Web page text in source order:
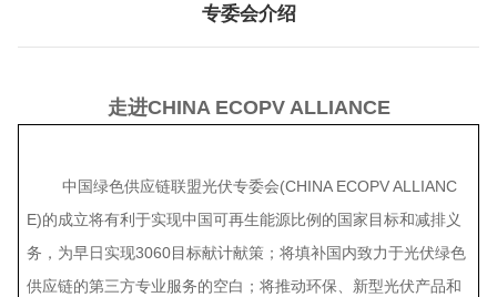
专委会介绍
走进CHINA ECOPV ALLIANCE
中国绿色供应链联盟光伏专委会(CHINA ECOPV ALLIANC
E)的成立将有利于实现中国可再生能源比例的国家目标和减排义
务，为早日实现3060目标献计献策；将填补国内致力于光伏绿色
供应链的第三方专业服务的空白；将推动环保、新型光伏产品和